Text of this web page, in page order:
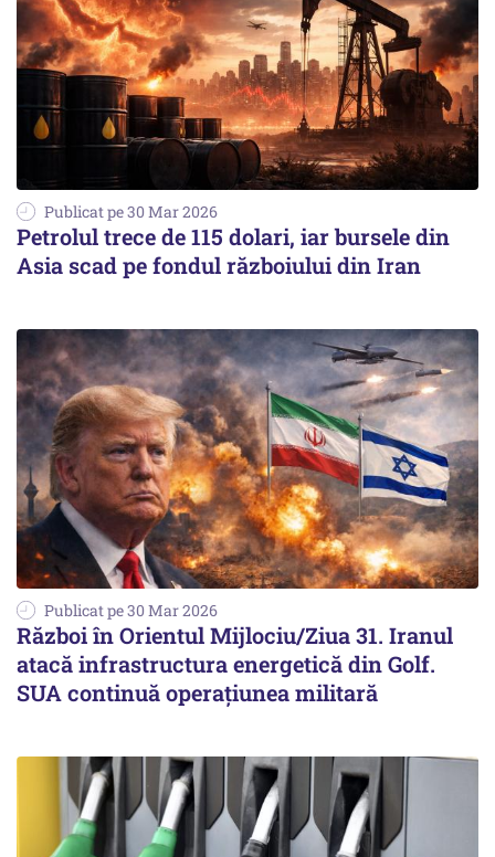
Publicat pe 30 Mar 2026
Petrolul trece de 115 dolari, iar bursele din
Asia scad pe fondul războiului din Iran
Publicat pe 30 Mar 2026
Război în Orientul Mijlociu/Ziua 31. Iranul
atacă infrastructura energetică din Golf.
SUA continuă operațiunea militară